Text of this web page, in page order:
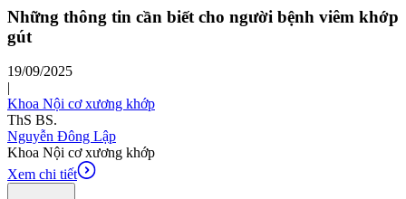
Những thông tin cần biết cho người bệnh viêm khớp
gút
19/09/2025
|
Khoa Nội cơ xương khớp
ThS BS.
Nguyễn Đông Lập
Khoa Nội cơ xương khớp
Xem chi tiết